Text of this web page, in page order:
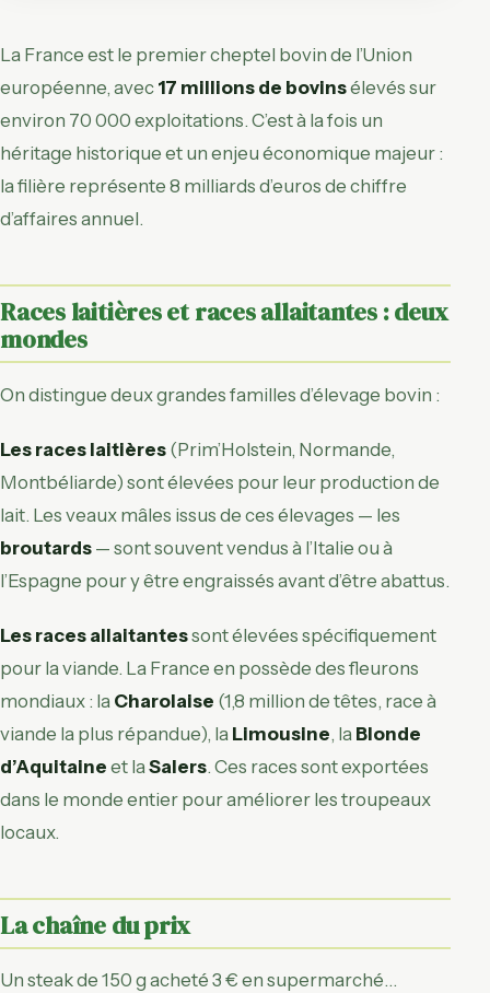
La France est le premier cheptel bovin de l’Union
européenne, avec 17 millions de bovinsélevés sur
environ 70 000 exploitations. C’est à la fois un
héritage historique et un enjeu économique majeur :
la filière représente 8 milliards d’euros de chiffre
d’affaires annuel.
Races laitières et races allaitantes : deux
mondes
On distingue deux grandes familles d’élevage bovin :
Les races laitières (Prim’Holstein, Normande,
Montbéliarde) sont élevées pour leur production de
lait. Les veaux mâles issus de ces élevages — les
broutards — sont souvent vendus à l’Italie ou à
l’Espagne pour y être engraissés avant d’être abattus.
Les races allaitantessont élevées spécifiquement
pour la viande. La France en possède des fleurons
mondiaux : la Charolaise (1,8 million de têtes, race à
viande la plus répandue), la Limousine, la Blonde
d’Aquitaine et la Salers. Ces races sont exportées
dans le monde entier pour améliorer les troupeaux
locaux.
La chaîne du prix
Un steak de 150 g acheté 3 € en supermarché…